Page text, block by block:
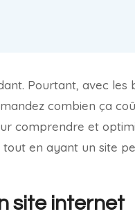
Pourtant, avec les
combien ça
comprendre et
en ayant un site
site internet